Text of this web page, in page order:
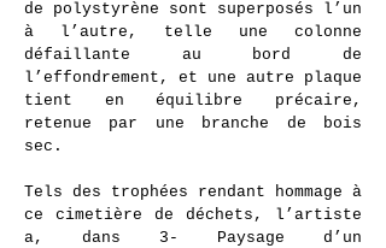
de polystyrène sont superposés l’un
à l’autre, telle une colonne
défaillante au bord de
l’effondrement, et une autre plaque
tient en équilibre précaire,
retenue par une branche de bois
sec.
Tels des trophées rendant hommage à
ce cimetière de déchets, l’artiste
a, dans 3- Paysage d’un